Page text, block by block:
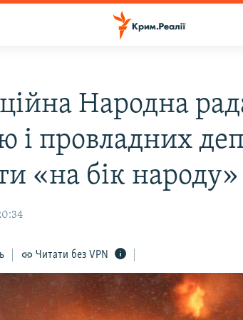
Народна
і провладних
«на бік народу»
Читати без VPN